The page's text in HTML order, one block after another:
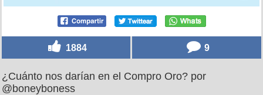
1884 9
¿Cuánto nos darían en el Compro Oro? por
@boneyboness